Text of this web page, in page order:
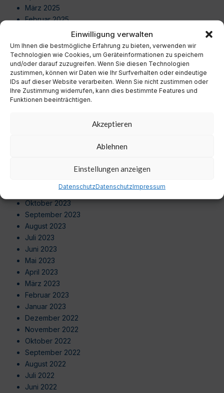
Einwilligung verwalten
Um Ihnen die bestmögliche Erfahrung zu bieten, verwenden wir
Technologien wie Cookies, um Geräteinformationen zu speichern
und/oder darauf zuzugreifen. Wenn Sie diesen Technologien
zustimmen, können wir Daten wie Ihr Surfverhalten oder eindeutige
IDs auf dieser Website verarbeiten. Wenn Sie nicht zustimmen oder
Ihre Zustimmung widerrufen, kann dies bestimmte Features und
Funktionen beeinträchtigen.
Akzeptieren
Ablehnen
Einstellungen anzeigen
DatenschutzDatenschutzImpressum
März 2025
Februar 2025
Dezember 2024
November 2024
Oktober 2024
September 2024
August 2024
Juli 2024
November 2023
Oktober 2023
September 2023
August 2023
Juli 2023
Juni 2023
Mai 2023
April 2023
März 2023
Februar 2023
Januar 2023
Dezember 2022
November 2022
Oktober 2022
September 2022
August 2022
Juli 2022
Juni 2022